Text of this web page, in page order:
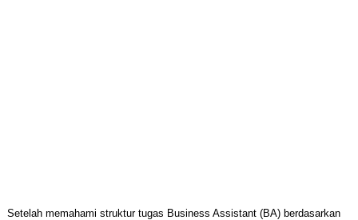
Setelah memahami struktur tugas Business Assistant (BA) berdasarkan